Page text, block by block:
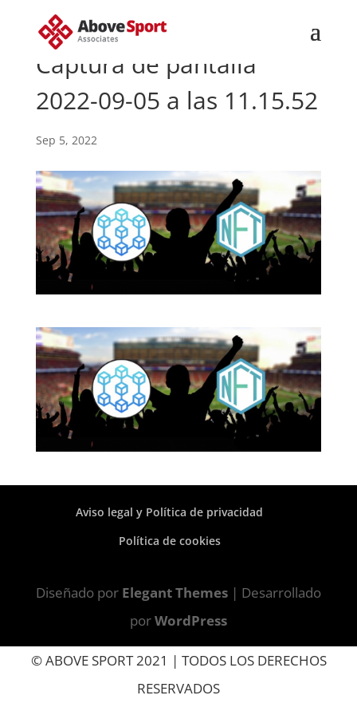
Captura de pantalla
2022-09-05 a las 11.15.52
Sep 5, 2022
Aviso legal y Política de privacidad
Política de cookies
Diseñado por Elegant Themes| Desarrollado
porWordPress
© ABOVE SPORT 2021 | TODOS LOS DERECHOS
RESERVADOS